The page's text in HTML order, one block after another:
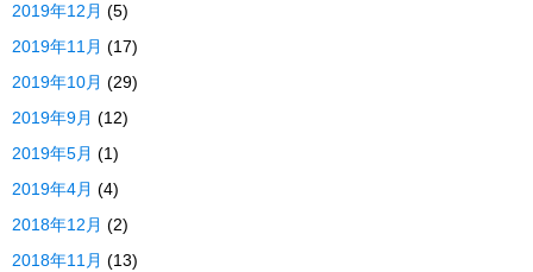
2019年12月 (5)
2019年11月 (17)
2019年10月 (29)
2019年9月 (12)
2019年5月 (1)
2019年4月 (4)
2018年12月 (2)
2018年11月 (13)